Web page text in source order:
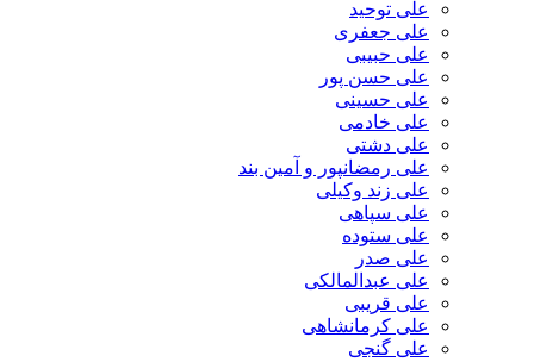
علی توحید
علی جعفری
علی حبیبی
علی حسن پور
علی حسینی
علی خادمی
علی دشتی
علی رمضانپور و آمین بند
علی زند وکیلی
علی سپاهی
علی ستوده
علی صدر
علی عبدالمالکی
علی قریبی
علی کرمانشاهی
علی گنجی